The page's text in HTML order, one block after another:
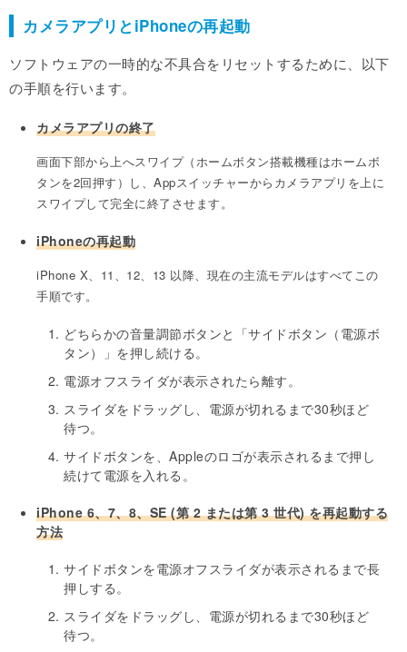
カメラアプリとiPhoneの再起動
ソフトウェアの一時的な不具合をリセットするために、以下
の手順を行います。
カメラアプリの終了
画面下部から上へスワイプ（ホームボタン搭載機種はホームボ
タンを2回押す）し、Appスイッチャーからカメラアプリを上に
スワイプして完全に終了させます。
iPhoneの再起動
iPhone X、11、12、13 以降、現在の主流モデルはすべてこの
手順です。
どちらかの音量調節ボタンと「サイドボタン（電源ボ
タン）」を押し続ける。
電源オフスライダが表示されたら離す。
スライダをドラッグし、電源が切れるまで30秒ほど
待つ。
サイドボタンを、Appleのロゴが表示されるまで押し
続けて電源を入れる。
iPhone 6、7、8、SE (第 2 または第 3 世代) を再起動する
方法
サイドボタンを電源オフスライダが表示されるまで長
押しする。
スライダをドラッグし、電源が切れるまで30秒ほど
待つ。